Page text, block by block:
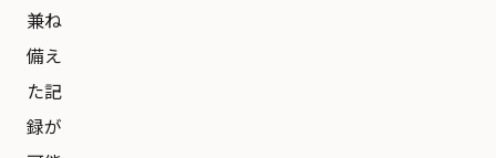
兼ね
備え
た記
録が